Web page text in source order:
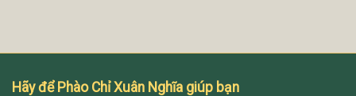
Hãy để Phào Chỉ Xuân Nghĩa giúp bạn